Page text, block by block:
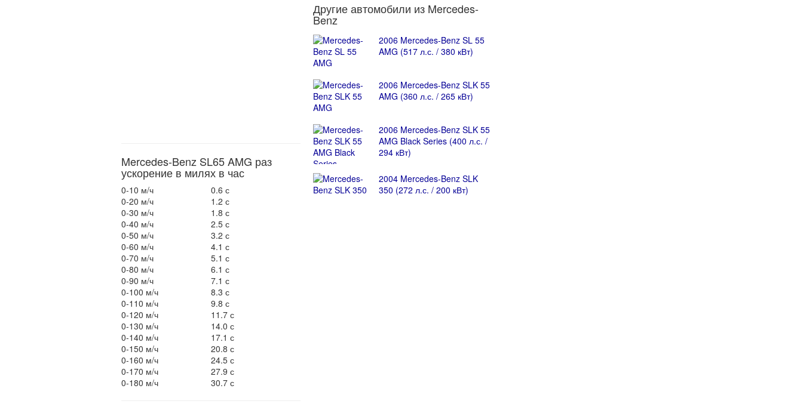
Mercedes-Benz SL65 AMG раз
ускорение в милях в час
0-10 м/ч
0.6 с
0-20 м/ч
1.2 с
0-30 м/ч
1.8 с
0-40 м/ч
2.5 с
0-50 м/ч
3.2 с
0-60 м/ч
4.1 с
0-70 м/ч
5.1 с
0-80 м/ч
6.1 с
0-90 м/ч
7.1 с
0-100 м/ч
8.3 с
0-110 м/ч
9.8 с
0-120 м/ч
11.7 с
0-130 м/ч
14.0 с
0-140 м/ч
17.1 с
0-150 м/ч
20.8 с
0-160 м/ч
24.5 с
0-170 м/ч
27.9 с
0-180 м/ч
30.7 с
Другие автомобили из Mercedes-
Benz
2006 Mercedes-Benz SL 55
AMG (517 л.с. / 380 кВт)
2006 Mercedes-Benz SLK 55
AMG (360 л.с. / 265 кВт)
2006 Mercedes-Benz SLK 55
AMG Black Series (400 л.с. /
294 кВт)
2004 Mercedes-Benz SLK
350 (272 л.с. / 200 кВт)